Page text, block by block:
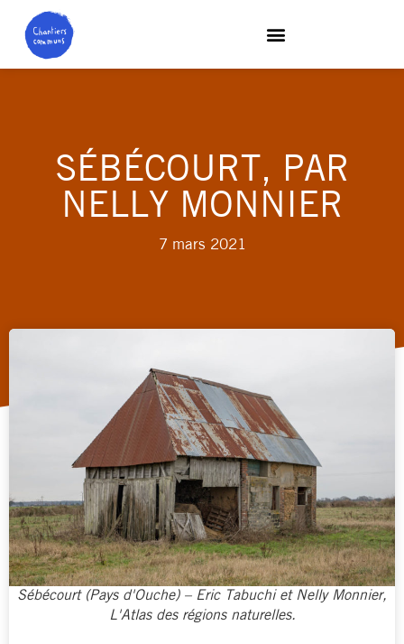
SÉBÉCOURT, PAR
NELLY MONNIER
7 mars 2021
Sébécourt (Pays d'Ouche) – Eric Tabuchi et Nelly Monnier,
L'Atlas des régions naturelles.